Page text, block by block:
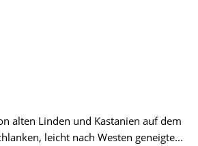
alten Linden und Kastanien auf dem
leicht nach Westen geneigte...